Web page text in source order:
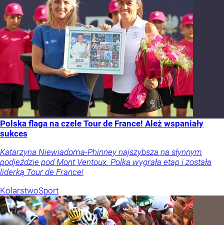
Polska flaga na czele Tour de France! Ależ wspaniały
sukces
Katarzyna Niewiadoma-Phinney najszybsza na słynnym
podjeździe pod Mont Ventoux. Polka wygrała etap i została
liderką Tour de France!
KolarstwoSport